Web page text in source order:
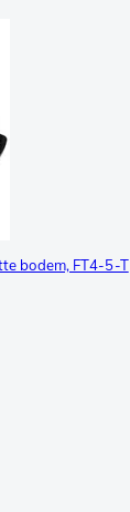
bodem, FT4-5-T